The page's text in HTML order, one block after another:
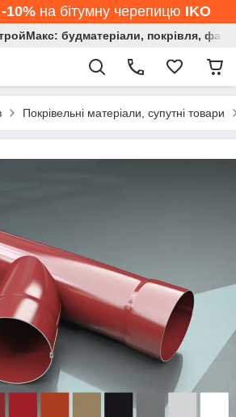
-10%на бітумну черепицю IKO
будматеріали, покрівля,
Покрівельні матеріали, супутні товари